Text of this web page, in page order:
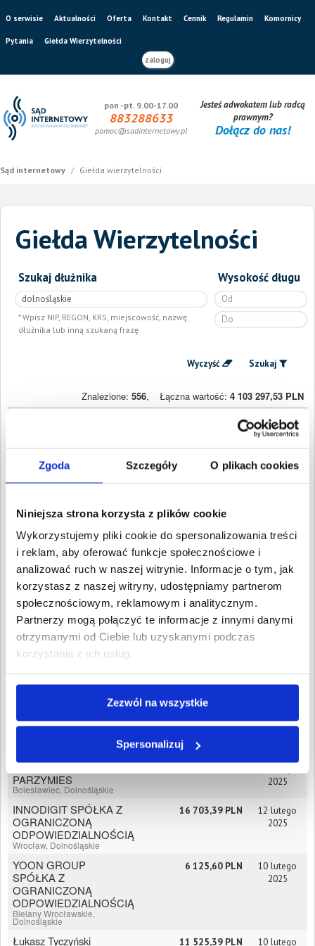
Zgoda Szczegóły O plikach cookies
Niniejsza strona korzysta z plików cookie
Wykorzystujemy pliki cookie do spersonalizowania treści
i reklam, aby oferować funkcje społecznościowe i
analizować ruch w naszej witrynie. Informacje o tym, jak
korzystasz z naszej witryny, udostępniamy partnerom
społecznościowym, reklamowym i analitycznym.
Partnerzy mogą połączyć te informacje z innymi danymi
otrzymanymi od Ciebie lub uzyskanymi podczas
korzystania z ich usług.
Zezwól na wszystkie
Spersonalizuj
O serwisie Aktualności Oferta Kontakt Cennik Regulamin Komornicy
Pytania
Giełda Wierzytelności
zaloguj
pon.-pt. 9.00-17.00
883288633
pomoc@sadinternetowy.pl
Jesteś adwokatem lub radcą
prawnym?
Dołącz do nas!
Sąd internetowy / Giełda wierzytelności
Giełda Wierzytelności
Szukaj dłużnika
Wpisz NIP, REGON, KRS, miejscowość, nazwę
dłużnika lub inną szukaną frazę
Wysokość długu
Wyczyść Szukaj
Znalezione: 556, Łączna wartość: 4 103 297,53 PLN
Data
publikacji
SPÓŁKA Z
2025
MONACO SPÓŁKA Z
OGRANICZONĄ
ODPOWIEDZIALNOŚCIĄ
Wrocław, Dolnośląskie
2025
Lisiewicz design Hubert
Lisiewicz
Kamionki, Dolnośląskie
14 524,74 PLN
21 marca
2025
WTD DEVELOPMENT
SPÓŁKA Z
OGRANICZONĄ
ODPOWIEDZIALNOŚCIĄ
KOMANDYTOWA
28 259,92 PLN
20 marca
OGRANICZONĄ
ODPOWIEDZIALNOŚCIĄ
2025
"SZYK" KINGA
PARZYMIES
Bolesławiec, Dolnośląskie
2025
INNODIGIT SPÓŁKA Z
OGRANICZONĄ
ODPOWIEDZIALNOŚCIĄ
Wrocław, Dolnośląskie
16 703,39 PLN
12 lutego
2025
YOON GROUP
SPÓŁKA Z
OGRANICZONĄ
ODPOWIEDZIALNOŚCIĄ
Bielany Wrocławskie,
Dolnośląskie
6 125,60 PLN
10 lutego
2025
Łukasz Tyczyński 11 525,39 PLN 10 lutego